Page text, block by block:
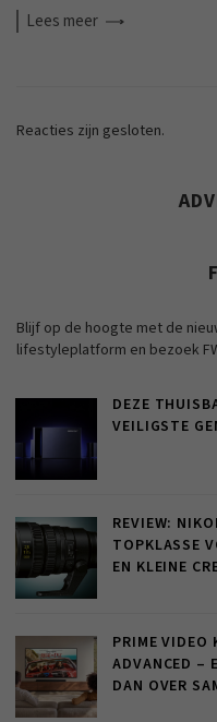
Lees meer
Reacties zijn gesloten.
Blijf op de hoogte met de
lifestyleplatform en bezoek
DEZE
VEILIGSTE
REVIEW:
TOPKLASSE
EN KLEINE
PRIME VIDEO
ADVANCED –
DAN OVER